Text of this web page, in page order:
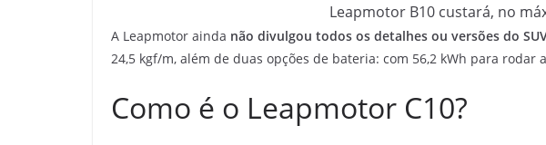
Leapmotor B10 custará, no
A Leapmotor ainda não divulgou todos os detalhes ou versões do
24,5 kgf/m, além de duas opções de bateria: com 56,2 kWh para rodar
Como é o Leapmotor C10?